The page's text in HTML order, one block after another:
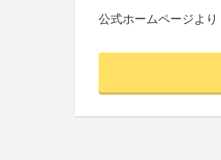
公式ホームページより